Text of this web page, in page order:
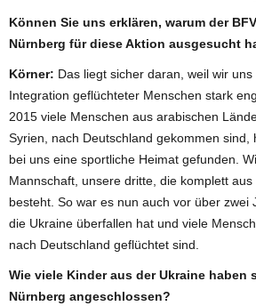
Können Sie uns erklären, warum der
Nürnberg für diese Aktion ausgesucht
Körner: Das liegt sicher daran, weil wir
Integration geflüchteter Menschen stark
2015 viele Menschen aus arabischen
Syrien, nach Deutschland gekommen sind,
bei uns eine sportliche Heimat gefunden.
Mannschaft, unsere dritte, die komplett
besteht. So war es nun auch vor über zwei
die Ukraine überfallen hat und viele
nach Deutschland geflüchtet sind.
Wie viele Kinder aus der Ukraine haben
Nürnberg angeschlossen?